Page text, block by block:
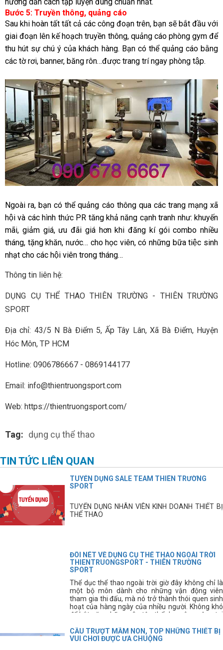
Bước 5: Truyền thông, quảng cáo
Sau khi hoàn tất tất cả các công đoạn trên, bạn sẽ bắt đầu với
giai đoạn lên kế hoạch truyền thông, quảng cáo phòng gym để
thu hút sự chú ý của khách hàng. Bạn có thể quảng cáo bằng
các tờ rơi, banner, băng rôn…được trang trí ngay phòng tập.
Ngoài ra, bạn có thể quảng cáo thông qua các trang mạng xã
hội và các hình thức PR tăng khả năng cạnh tranh như: khuyến
mãi, giảm giá, ưu đãi giá hơn khi đăng kí gói combo nhiều
tháng, tặng khăn, nước… cho học viên, có những bữa tiệc sinh
nhạt cho các hội viên trong tháng…
Thông tin liên hệ:
DỤNG CỤ THỂ THAO THIÊN TRƯỜNG - THIÊN TRƯỜNG
SPORT
Địa chỉ: 43/5 N Bà Điểm 5, Ấp Tây Lân, Xã Bà Điểm, Huyện
Hóc Môn, TP HCM
Hotline: 0906786667 - 0869144177
Email: info@thientruongsport.com
Web: https://thientruongsport.com/
Tag: dụng cụ thể thao
TIN TỨC LIÊN QUAN
TUYỂN DỤNG SALE TEAM THIÊN TRƯỜNG
SPORT
TUYỂN DỤNG NHÂN VIÊN KINH DOANH THIẾT BỊ
THỂ THAO
ĐÔI NÉT VỀ DỤNG CỤ THỂ THAO NGOÀI TRỜI
THIENTRUONGSPORT - THIÊN TRƯỜNG
SPORT
Thể dục thể thao ngoài trời giờ đây không chỉ là
một bộ môn dành cho những vận động viên
tham gia thi đấu, mà nó trở thành thói quen sinh
hoạt của hàng ngày của nhiều người. Không khó
để bắt gặp những sân tập thể dục công cộng tại
hình thức tập thể dục thông thường thì giờ đây
mọi người còn có thể sử dụng thêm những dụng
CẦU TRƯỢT MẦM NON, TOP NHỮNG THIẾT BỊ
VUI CHƠI ĐƯỢC ƯA CHUỘNG